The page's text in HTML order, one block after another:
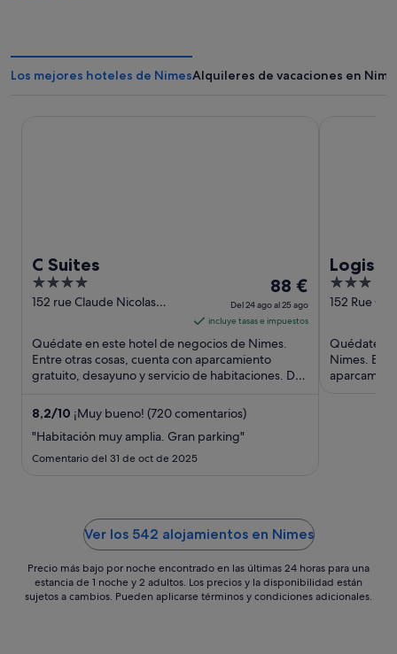
Los mejores hoteles de NimesAlquileres de vacaciones en
C Suites
4
out
5
152 rue Claude Nicolas
El
precio
es
de
88 €
por
88 €
Del 24 ago al 25 ago
incluye tasas e impuestos
Quédate en este hotel de negocios de Nimes.
Entre otras cosas, cuenta con aparcamiento
gratuito, desayuno y servicio de habitaciones. Dos
8,2/10 ¡Muy bueno! (720 comentarios)
"Habitación muy amplia. Gran parking"
Comentario del 31 de oct de 2025
Logis
3
out
5
152 Rue
Quédate
Nimes.
Ver los 542 alojamientos en Nimes
Precio más bajo por noche encontrado en las últimas 24 horas para una
estancia de 1 noche y 2 adultos. Los precios y la disponibilidad están
sujetos a cambios. Pueden aplicarse términos y condiciones adicionales.